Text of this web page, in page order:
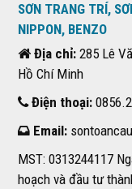
SƠN TRANG TRÍ,
NIPPON, BENZO
Địa chỉ: 285 Lê
Hồ Chí Minh
Điện thoại:
Email:
MST: 0313244117
hoạch và đầu tư